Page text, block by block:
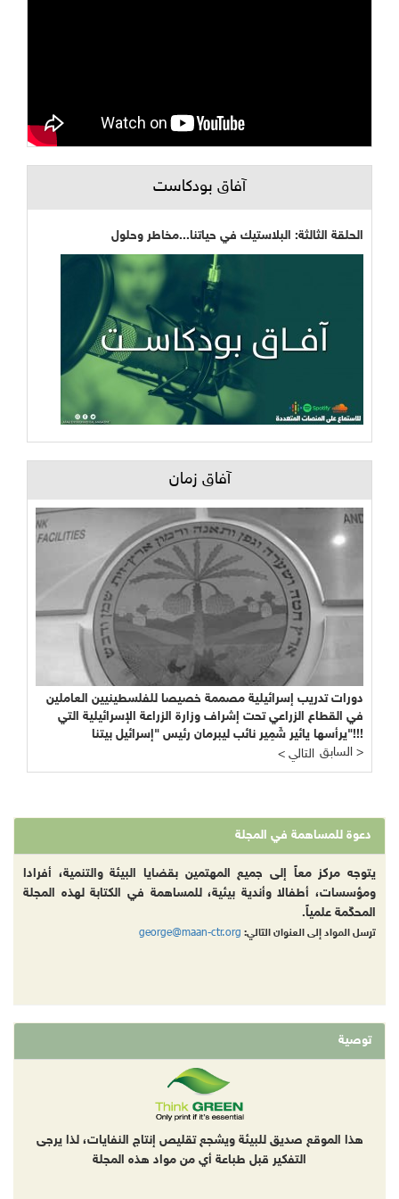
آفاق بودكاست
الحلقة الثالثة: البلاستيك في حياتنا...مخاطر وحلول
آفاق زمان
دورات تدريب إسرائيلية مصممة خصيصا للفلسطينيين العاملين
في القطاع الزراعي تحت إشراف وزارة الزراعة الإسرائيلية التي
يرأسها يائير شَمِير نائب ليبرمان رئيس "إسرائيل بيتنا"!!!
< التالي
السابق >
دعوة للمساهمة في المجلة
يتوجه مركز معاً إلى جميع المهتمين بقضايا البيئة والتنمية، أفرادا
ومؤسسات، أطفالا وأندية بيئية، للمساهمة في الكتابة لهذه المجلة
المحكّمة علمياً.
ترسل المواد إلى العنوان التالي: george@maan-ctr.org
توصية
هذا الموقع صديق للبيئة ويشجع تقليص إنتاج النفايات، لذا يرجى
التفكير قبل طباعة أي من مواد هذه المجلة